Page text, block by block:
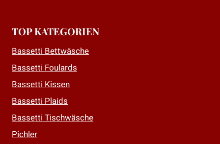
TOP KATEGORIEN
Bassetti Bettwäsche
Bassetti Foulards
Bassetti Kissen
Bassetti Plaids
Bassetti Tischwäsche
Pichler